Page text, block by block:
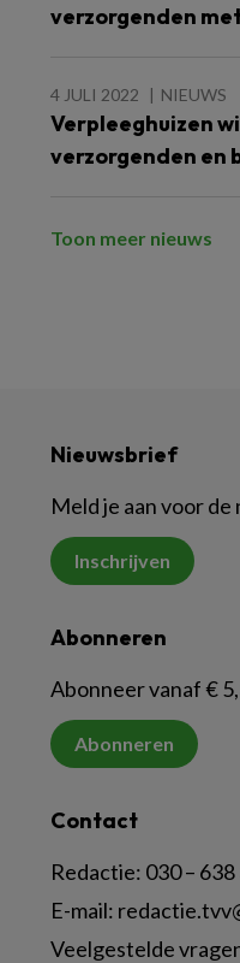
verzorgenden
4 JULI 2022 NIEUWS
Verpleeghuizen
verzorgenden en
Toon meer nieuws
Nieuwsbrief
Meld je aan voor
Inschrijven
Abonneren
Abonneer vanaf €
Abonneren
Contact
Redactie: 030 –
E-mail:
Veelgestelde